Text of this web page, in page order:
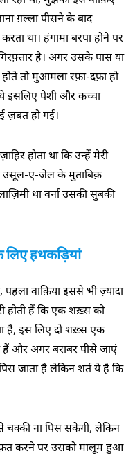
ग़ल्ला पीसने के बाद
था। हंगामा बरपा होने पर
है। अगर उसके पास या
तो मुआमला रफ़ा-दफ़ा हो
थे इसलिए पेशी और कच्चा
ज़बत हो गई।
होता था कि उन्हें मेरी
उसूल-ए-जेल के मुताबिक़
था वर्ना उसकी सुबकी
लिए हथकड़ियां
वाक़िया इससे भी ज़्यादा
होती हैं कि एक शख़्स को
है, इस लिए दो शख़्स एक
और अगर बराबर पीसे जाएं
जाता है लेकिन शर्त ये है कि
चक्की ना पिस सकेगी, लेकिन
करने पर उसको मालूम हुआ